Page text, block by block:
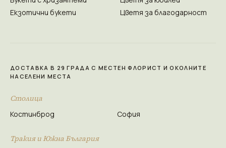
Екзотични букети
Цветя за благодарност
ДОСТАВКА В 29 ГРАДА С МЕСТЕН ФЛОРИСТ И ОКОЛНИТЕ
НАСЕЛЕНИ МЕСТА
Столица
Костинброд София
Тракия и Южна България